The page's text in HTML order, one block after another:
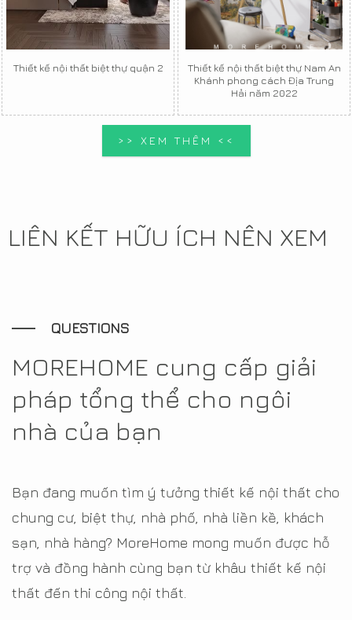
Thiết kế nội thất biệt thự quận 2
Thiết kế nội thất biệt thự Nam An
Khánh phong cách Địa Trung
Hải năm 2022
>> XEM THÊM <<
LIÊN KẾT HỮU ÍCH NÊN XEM
QUESTIONS
MOREHOME cung cấp giải
pháp tổng thể cho ngôi
nhà của bạn
Bạn đang muốn tìm ý tưởng thiết kế nội thất cho
chung cư, biệt thự, nhà phố, nhà liền kề, khách
sạn, nhà hàng? MoreHome mong muốn được hỗ
trợ và đồng hành cùng bạn từ khâu thiết kế nội
thất đến thi công nội thất.